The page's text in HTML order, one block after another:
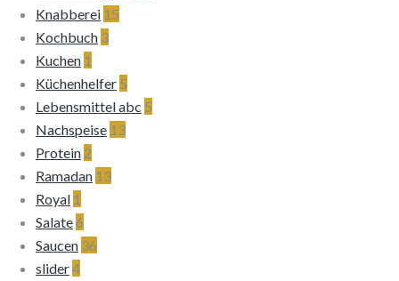
Knabberei 15
Kochbuch 3
Kuchen 1
Küchenhelfer 5
Lebensmittel abc 5
Nachspeise 13
Protein 2
Ramadan 13
Royal 1
Salate6
Saucen 36
slider4